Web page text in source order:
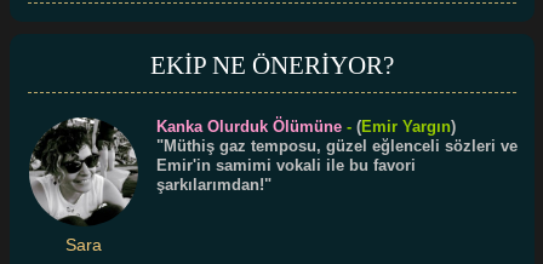
EKİP NE ÖNERİYOR?
Sara
Kanka Olurduk Ölümüne- (Emir Yargın)
"Müthiş gaz temposu, güzel eğlenceli sözleri ve
Emir'in samimi vokali ile bu favori
şarkılarımdan!"